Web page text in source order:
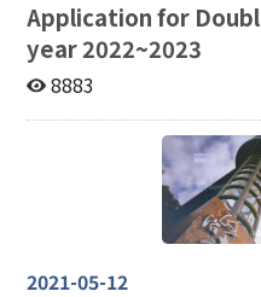
Application for
year 2022~2023
8883
2021-05-12